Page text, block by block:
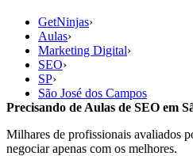
GetNinjas›
Aulas›
Marketing Digital›
SEO›
SP›
São José dos Campos
Precisando de Aulas de SEO em
Milhares de profissionais avaliados
negociar apenas com os melhores.